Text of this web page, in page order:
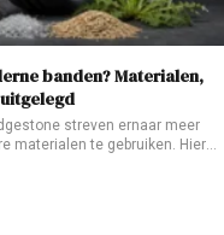
banden? Materialen,
streven ernaar meer
materialen te gebruiken. Hier